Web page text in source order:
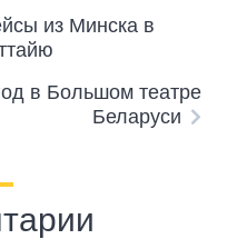
из Минска в
в Большом театре
Беларуси